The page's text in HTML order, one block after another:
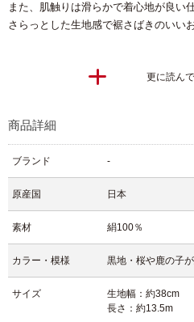
また、肌触りは滑らかで着心地が良い
さらっとした生地感で裾さばきのいい
更に読ん
商品詳細
ブランド -
原産国 日本
素材 絹100％
カラー・模様 黒地・桜や鹿の子
サイズ
生地幅：約38cm
長さ：約13.5m